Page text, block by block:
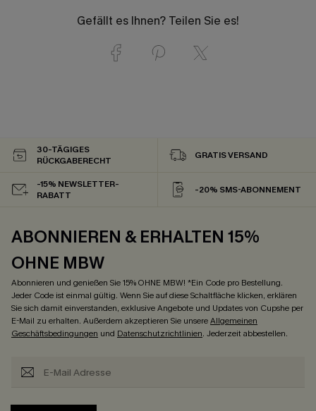
Gefällt es Ihnen? Teilen Sie es!
30-TÄGIGES
RÜCKGABERECHT
GRATIS VERSAND
-15% NEWSLETTER-
RABATT
-20% SMS-ABONNEMENT
ABONNIEREN & ERHALTEN 15%
OHNE MBW
Abonnieren und genießen Sie 15% OHNE MBW! *Ein Code pro Bestellung.
Jeder Code ist einmal gültig. Wenn Sie auf diese Schaltfläche klicken, erklären
Sie sich damit einverstanden, exklusive Angebote und Updates von Cupshe per
E-Mail zu erhalten. Außerdem akzeptieren Sie unsereAllgemeinen
Geschäftsbedingungen und Datenschutzrichtlinien. Jederzeit abbestellen.